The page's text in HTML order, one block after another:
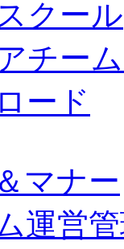
クール
チー
ード
マナー
運営